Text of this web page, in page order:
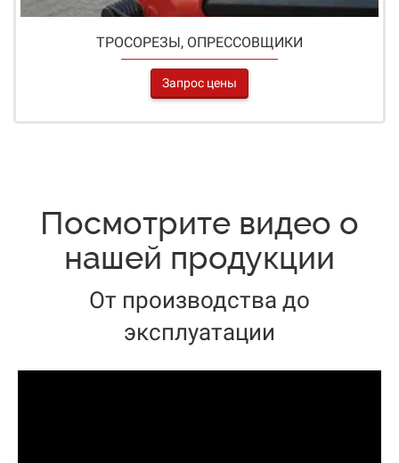
ТРОСОРЕЗЫ, ОПРЕССОВЩИКИ
Запрос цены
Посмотрите видео о
нашей продукции
От производства до
эксплуатации